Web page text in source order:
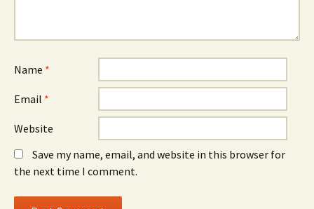
Name *
Email *
Website
Save my name, email, and website in this browser for
the next time I comment.